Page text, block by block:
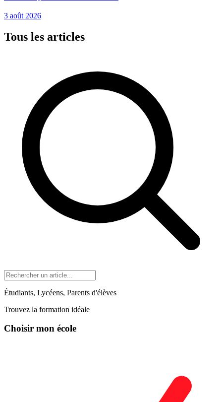
3 août 2026
Tous les articles
Étudiants, Lycéens, Parents d'élèves
Trouvez la formation idéale
Choisir mon école